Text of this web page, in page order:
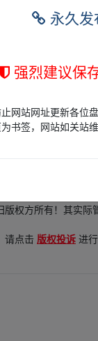
链接介绍展示帖子，
，作者文责自负。
权方所有！其实
请点击 版权投诉 进
永久
强烈建议保
网站网址更新各位
书签，网站如关站